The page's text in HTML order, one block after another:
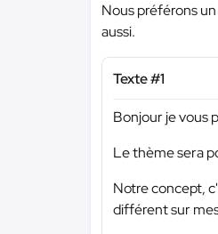
Nous préférons
aussi.
Texte #1
Bonjour je vous
Le thème sera
Notre concept,
différent sur